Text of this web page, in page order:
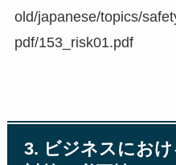
old/japanese/topics/
pdf/153_risk01.pdf
3. ビジネスにお